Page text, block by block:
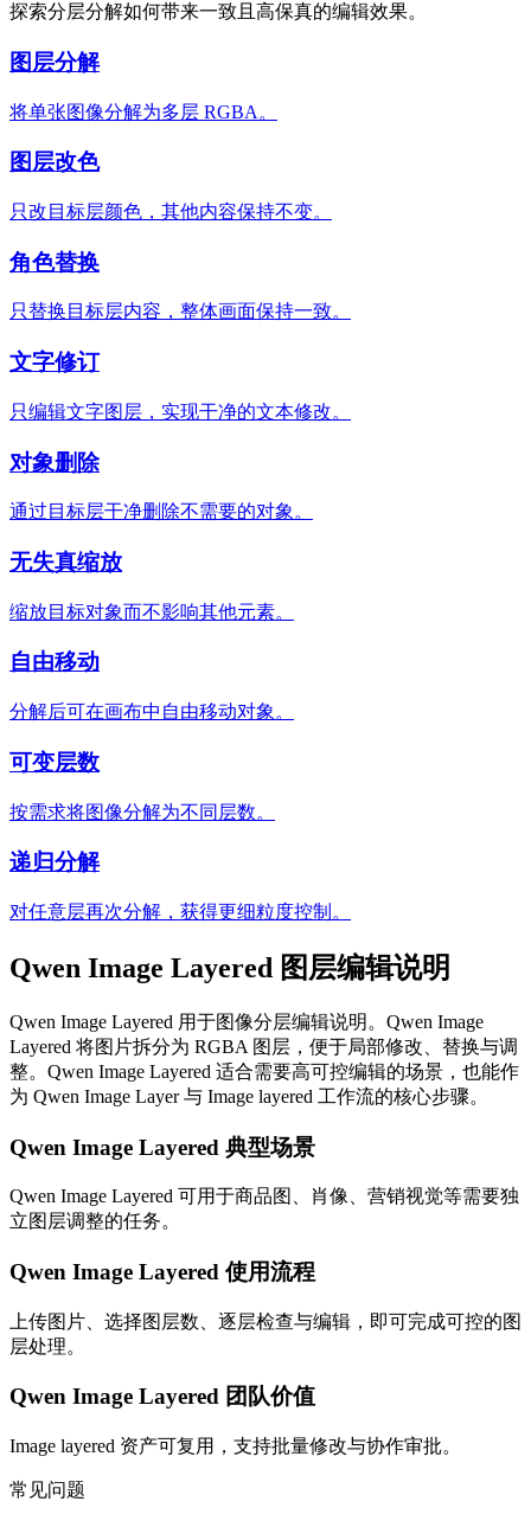
探索分层分解如何带来一致且高保真的编辑效果。
图层分解
将单张图像分解为多层 RGBA。
图层改色
只改目标层颜色，其他内容保持不变。
角色替换
只替换目标层内容，整体画面保持一致。
文字修订
只编辑文字图层，实现干净的文本修改。
对象删除
通过目标层干净删除不需要的对象。
无失真缩放
缩放目标对象而不影响其他元素。
自由移动
分解后可在画布中自由移动对象。
可变层数
按需求将图像分解为不同层数。
递归分解
对任意层再次分解，获得更细粒度控制。
Qwen Image Layered 图层编辑说明
Qwen Image Layered 用于图像分层编辑说明。Qwen Image
Layered 将图片拆分为 RGBA 图层，便于局部修改、替换与调
整。Qwen Image Layered 适合需要高可控编辑的场景，也能作
为 Qwen Image Layer 与 Image layered 工作流的核心步骤。
Qwen Image Layered 典型场景
Qwen Image Layered 可用于商品图、肖像、营销视觉等需要独
立图层调整的任务。
Qwen Image Layered 使用流程
上传图片、选择图层数、逐层检查与编辑，即可完成可控的图
层处理。
Qwen Image Layered 团队价值
Image layered 资产可复用，支持批量修改与协作审批。
常见问题